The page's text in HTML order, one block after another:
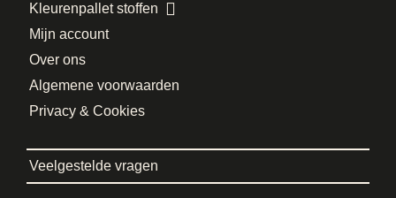
Kleurenpallet stoffen
Mijn account
Over ons
Algemene voorwaarden
Privacy & Cookies
Veelgestelde vragen